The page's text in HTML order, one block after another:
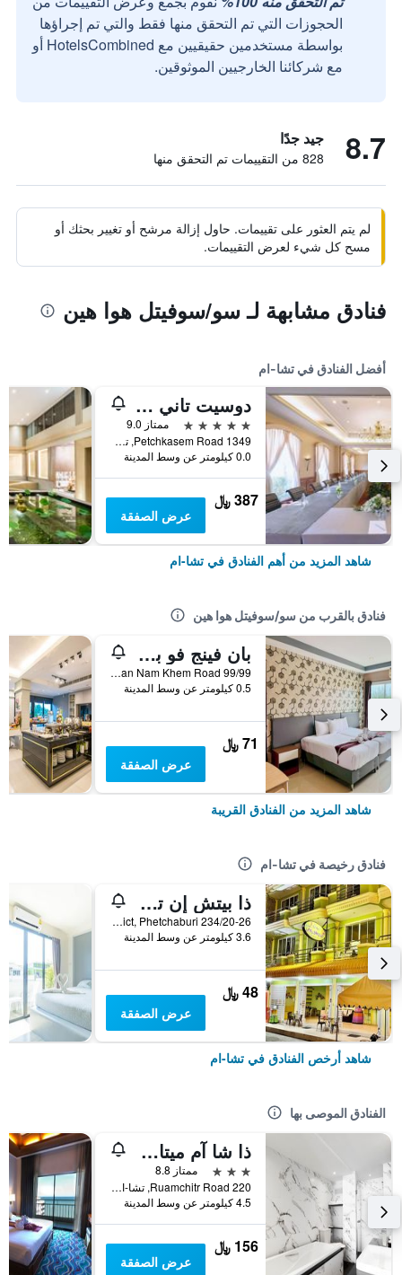
الحجوزات التي تم التحقق منها فقط والتي تم إجراؤها
بواسطة مستخدمين حقيقيين مع HotelsCombined أو
مع شركائنا الخارجيين الموثوقين.
8.7 جيد جدًا
828 من التقييمات تم التحقق منها
لم يتم العثور على تقييمات. حاول إزالة مرشح أو تغيير بحثك أو
مسح كل شيء لعرض التقييمات.
فنادق مشابهة لـ سو/سوفيتل هوا هين
أفضل الفنادق في تشا-ام
دوسيت تاني هوا هين
5 نجوم
ممتاز 9.0
1349 Petchkasem Road, تشا-ام, تايلاند
0.0 كيلومتر عن وسط المدينة
387 ﷼
عرض الصفقة
شاهد المزيد من أهم الفنادق في تشا-ام
فنادق بالقرب من سو/سوفيتل هوا هين
بان فينج فو برايو تشا آم
99/99 Kan Nam Khem Road, تشا-ام, تايلاند
0.5 كيلومتر عن وسط المدينة
71 ﷼
عرض الصفقة
شاهد المزيد من الفنادق القريبة
فنادق رخيصة في تشا-ام
ذا بيتش إن تشا-آم
234/20-26 Ruamjit, Cha-am, Cha-am District, Phetchaburi, تشا-ام, تايلاند
3.6 كيلومتر عن وسط المدينة
48 ﷼
عرض الصفقة
شاهد أرخص الفنادق في تشا-ام
الفنادق الموصى بها
ذا شا آم ميتافالاي هوتل
3 نجوم
ممتاز 8.8
220 Ruamchitr Road, تشا-ام, تايلاند
4.5 كيلومتر عن وسط المدينة
156 ﷼
عرض الصفقة